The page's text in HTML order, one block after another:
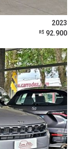
2023
R$ 92.900